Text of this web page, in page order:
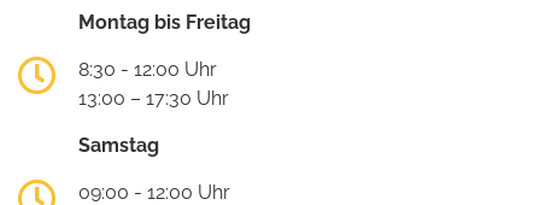
Montag bis Freitag
8:30 - 12:00 Uhr
13:00 – 17:30 Uhr
Samstag
09:00 - 12:00 Uhr